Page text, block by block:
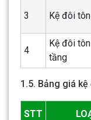
3 Kệ đôi
4
Kệ đôi
tầng
1.5. Bảng giá
STT